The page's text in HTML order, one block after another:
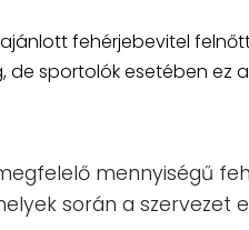
fehérjebevitel
de sportolók esetében ez
mennyiségű
során a szervezet